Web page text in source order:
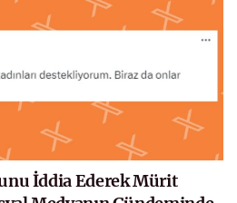
İddia Ederek Mürit